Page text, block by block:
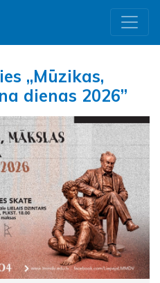
„Mūzikas,
dienas 2026”